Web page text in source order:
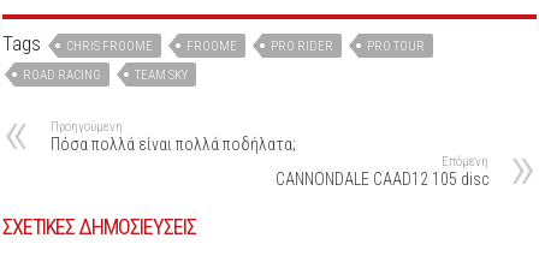
Tags CHRIS FROOME FROOME PRO RIDER
PRO TOUR
ROAD RACING
TEAM SKY
Προηγούμενη
Πόσα πολλά είναι πολλά ποδήλατα;
Επόμενη
CANNONDALE CAAD12 105 disc
ΣΧΕΤΙΚΕΣ ΔΗΜΟΣΙΕΥΣΕΙΣ